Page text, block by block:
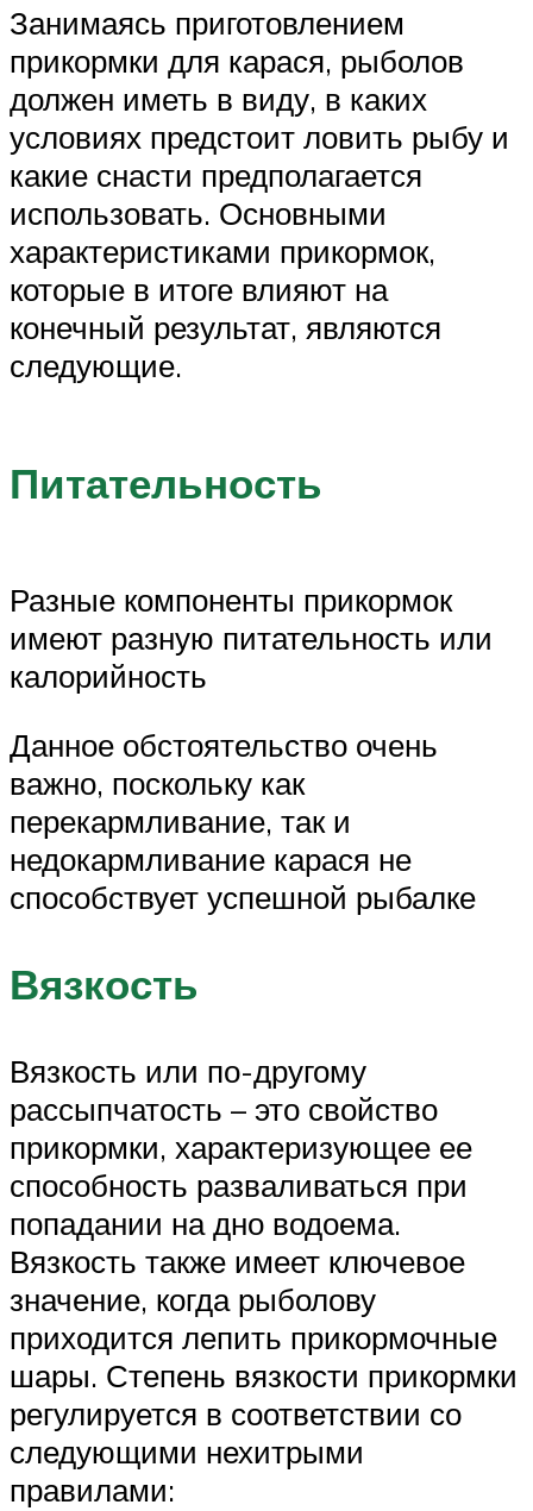
Занимаясь приготовлением
прикормки для карася, рыболов
должен иметь в виду, в каких
условиях предстоит ловить рыбу и
какие снасти предполагается
использовать. Основными
характеристиками прикормок,
которые в итоге влияют на
конечный результат, являются
следующие.
Питательность
Разные компоненты прикормок
имеют разную питательность или
калорийность
Данное обстоятельство очень
важно, поскольку как
перекармливание, так и
недокармливание карася не
способствует успешной рыбалке
Вязкость
Вязкость или по-другому
рассыпчатость – это свойство
прикормки, характеризующее ее
способность разваливаться при
попадании на дно водоема.
Вязкость также имеет ключевое
значение, когда рыболову
приходится лепить прикормочные
шары. Степень вязкости прикормки
регулируется в соответствии со
следующими нехитрыми
правилами: